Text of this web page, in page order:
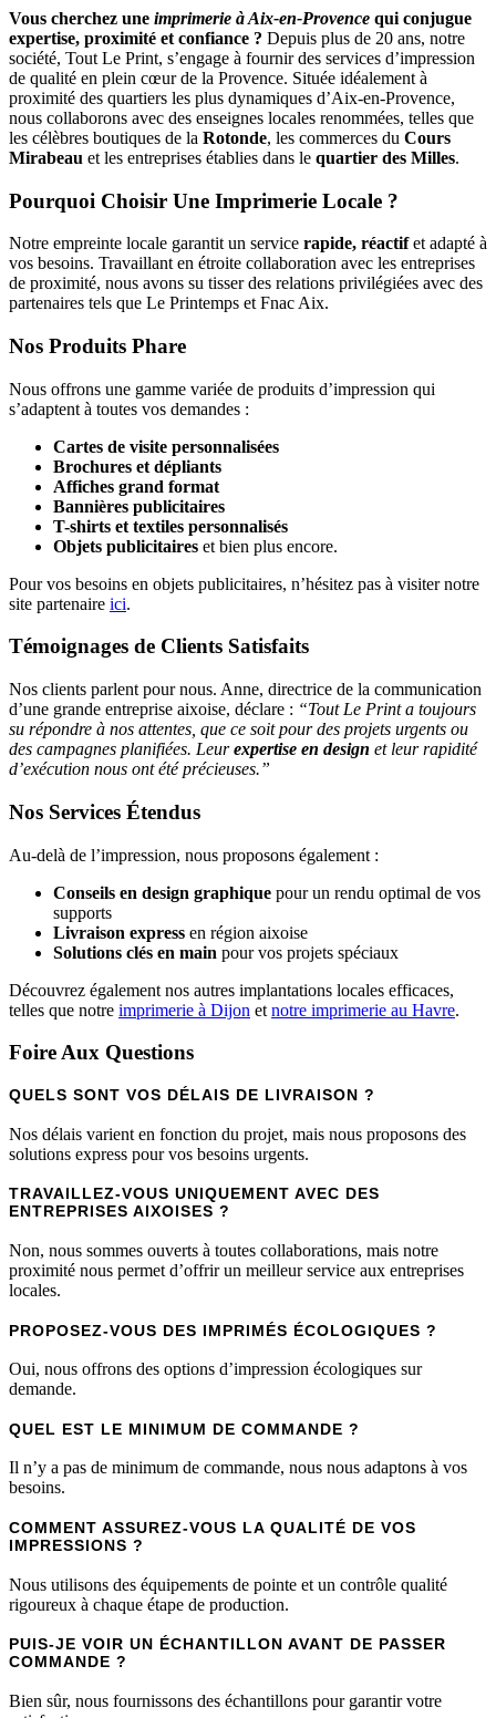
Vous cherchez une imprimerie à Aix-en-Provence qui conjugue
expertise, proximité et confiance ? Depuis plus de 20 ans, notre
société, Tout Le Print, s’engage à fournir des services d’impression
de qualité en plein cœur de la Provence. Située idéalement à
proximité des quartiers les plus dynamiques d’Aix-en-Provence,
nous collaborons avec des enseignes locales renommées, telles que
les célèbres boutiques de la Rotonde, les commerces du Cours
Mirabeau et les entreprises établies dans le quartier des Milles.
Pourquoi Choisir Une Imprimerie Locale ?
Notre empreinte locale garantit un service rapide, réactifet adapté à
vos besoins. Travaillant en étroite collaboration avec les entreprises
de proximité, nous avons su tisser des relations privilégiées avec des
partenaires tels que Le Printemps et Fnac Aix.
Nos Produits Phare
Nous offrons une gamme variée de produits d’impression qui
s’adaptent à toutes vos demandes :
Cartes de visite personnalisées
Brochures et dépliants
Affiches grand format
Bannières publicitaires
T-shirts et textiles personnalisés
Objets publicitaires et bien plus encore.
Pour vos besoins en objets publicitaires, n’hésitez pas à visiter notre
site partenaire ici.
Témoignages de Clients Satisfaits
Nos clients parlent pour nous. Anne, directrice de la communication
d’une grande entreprise aixoise, déclare : “Tout Le Print a toujours
su répondre à nos attentes, que ce soit pour des projets urgents ou
des campagnes planifiées. Leurexpertise en design et leur rapidité
d’exécution nous ont été précieuses.”
Nos Services Étendus
Au-delà de l’impression, nous proposons également :
Conseils en design graphique pour un rendu optimal de vos
supports
Livraison express en région aixoise
Solutions clés en main pour vos projets spéciaux
Découvrez également nos autres implantations locales efficaces,
telles que notre imprimerie à Dijon et notre imprimerie au Havre.
Foire Aux Questions
QUELS SONT VOS DÉLAIS DE LIVRAISON ?
Nos délais varient en fonction du projet, mais nous proposons des
solutions express pour vos besoins urgents.
TRAVAILLEZ-VOUS UNIQUEMENT AVEC DES
ENTREPRISES AIXOISES ?
Non, nous sommes ouverts à toutes collaborations, mais notre
proximité nous permet d’offrir un meilleur service aux entreprises
locales.
PROPOSEZ-VOUS DES IMPRIMÉS ÉCOLOGIQUES ?
Oui, nous offrons des options d’impression écologiques sur
demande.
QUEL EST LE MINIMUM DE COMMANDE ?
Il n’y a pas de minimum de commande, nous nous adaptons à vos
besoins.
COMMENT ASSUREZ-VOUS LA QUALITÉ DE VOS
IMPRESSIONS ?
Nous utilisons des équipements de pointe et un contrôle qualité
rigoureux à chaque étape de production.
PUIS-JE VOIR UN ÉCHANTILLON AVANT DE PASSER
COMMANDE ?
Bien sûr, nous fournissons des échantillons pour garantir votre